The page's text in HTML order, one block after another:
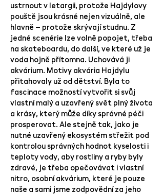
ustrnout v letargii, protože Hajdylovy
pouště jsou krásné nejen vizuálně, ale
hlavně – protože skrývají studnu. Z
jedné scenérie lze volně popojet, třeba
na skateboardu, do další, ve které už je
voda hojně přítomna. Uchovává ji
akvárium. Motivy akvária Hajdylu
přitahovaly už od dětství. Byla to
fascinace možností vytvořit si svůj
vlastní malý a uzavřený svět plný života
a krásy, který může díky správné péči
prosperovat. Ale stejně tak, jako je
nutné uzavřený ekosystém střežit pod
kontrolou správných hodnot kyselosti i
teploty vody, aby rostliny a ryby byly
zdravé, je třeba opečovávat i vlastní
nitro, osobní akvárium, které je pouze
naše a sami jsme zodpovědní za jeho